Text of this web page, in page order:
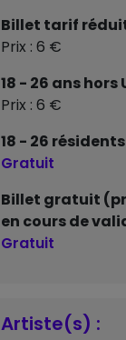
Billet tarif
Prix : 6 €
18 - 26 ans hors
Prix : 6 €
18 - 26 résidents
Gratuit
Billet gratuit
en cours de
Gratuit
Artiste(s) :